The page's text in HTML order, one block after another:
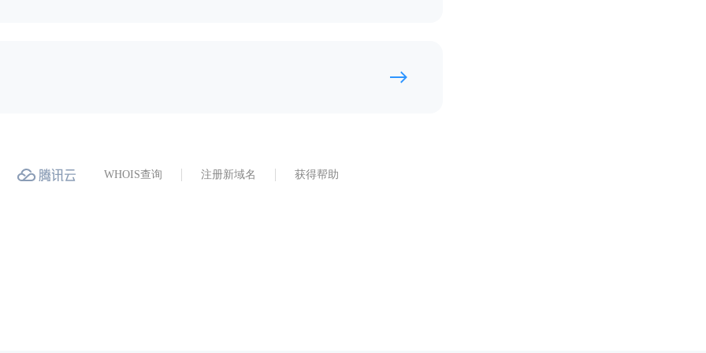
WHOIS查询 注册新域名 获得帮助